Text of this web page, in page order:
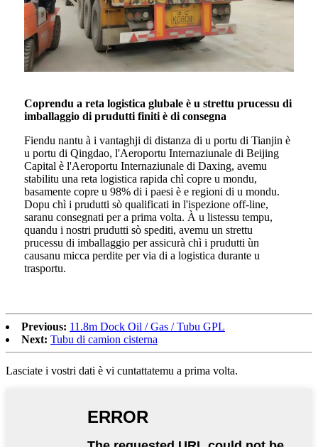
Coprendu a reta logistica glubale è u strettu prucessu di
imballaggio di prudutti finiti è di consegna
Fiendu nantu à i vantaghji di distanza di u portu di Tianjin è
u portu di Qingdao, l'Aeroportu Internaziunale di Beijing
Capital è l'Aeroportu Internaziunale di Daxing, avemu
stabilitu una reta logistica rapida chì copre u mondu,
basamente copre u 98% di i paesi è e regioni di u mondu.
Dopu chì i prudutti sò qualificati in l'ispezione off-line,
saranu consegnati per a prima volta. À u listessu tempu,
quandu i nostri prudutti sò spediti, avemu un strettu
prucessu di imballaggio per assicurà chì i prudutti ùn
causanu micca perdite per via di a logistica durante u
trasportu.
Previous: 11.8m Dock Oil / Gas / Tubu GPL
Next: Tubu di camion cisterna
Lasciate i vostri dati è vi cuntattatemu a prima volta.